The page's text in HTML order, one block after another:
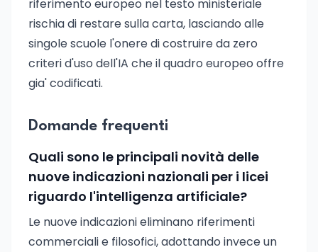
riferimento europeo nel testo ministeriale
rischia di restare sulla carta, lasciando alle
singole scuole l'onere di costruire da zero
criteri d'uso dell'IA che il quadro europeo offre
gia' codificati.
Domande frequenti
Quali sono le principali novità delle
nuove indicazioni nazionali per i licei
riguardo l'intelligenza artificiale?
Le nuove indicazioni eliminano riferimenti
commerciali e filosofici, adottando invece un